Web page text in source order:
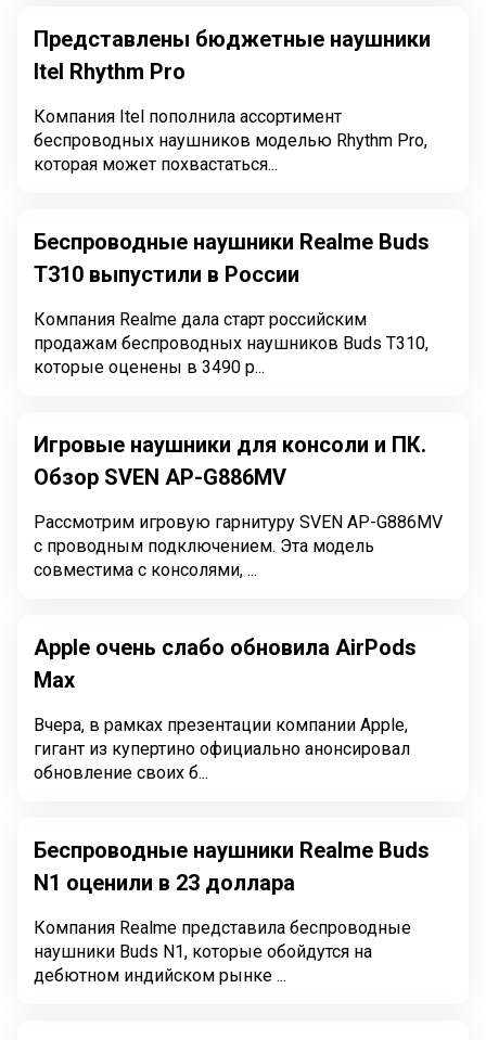
Представлены бюджетные наушники
Itel Rhythm Pro
Компания Itel пополнила ассортимент
беспроводных наушников моделью Rhythm Pro,
которая может похвастаться...
Беспроводные наушники Realme Buds
T310 выпустили в России
Компания Realme дала старт российским
продажам беспроводных наушников Buds T310,
которые оценены в 3490 р...
Игровые наушники для консоли и ПК.
Обзор SVEN AP-G886MV
Рассмотрим игровую гарнитуру SVEN AP-G886MV
с проводным подключением. Эта модель
совместима с консолями, ...
Apple очень слабо обновила AirPods
Max
Вчера, в рамках презентации компании Apple,
гигант из купертино официально анонсировал
обновление своих б...
Беспроводные наушники Realme Buds
N1 оценили в 23 доллара
Компания Realme представила беспроводные
наушники Buds N1, которые обойдутся на
дебютном индийском рынке ...